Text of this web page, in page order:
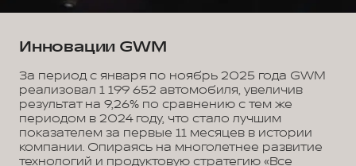
Инновации GWM
За период с января по ноябрь 2025 года GWM
реализовал 1 199 652 автомобиля, увеличив
результат на 9,26% по сравнению с тем же
периодом в 2024 году, что стало лучшим
показателем за первые 11 месяцев в истории
компании. Опираясь на многолетнее развитие
технологий и продуктовую стратегию «Все